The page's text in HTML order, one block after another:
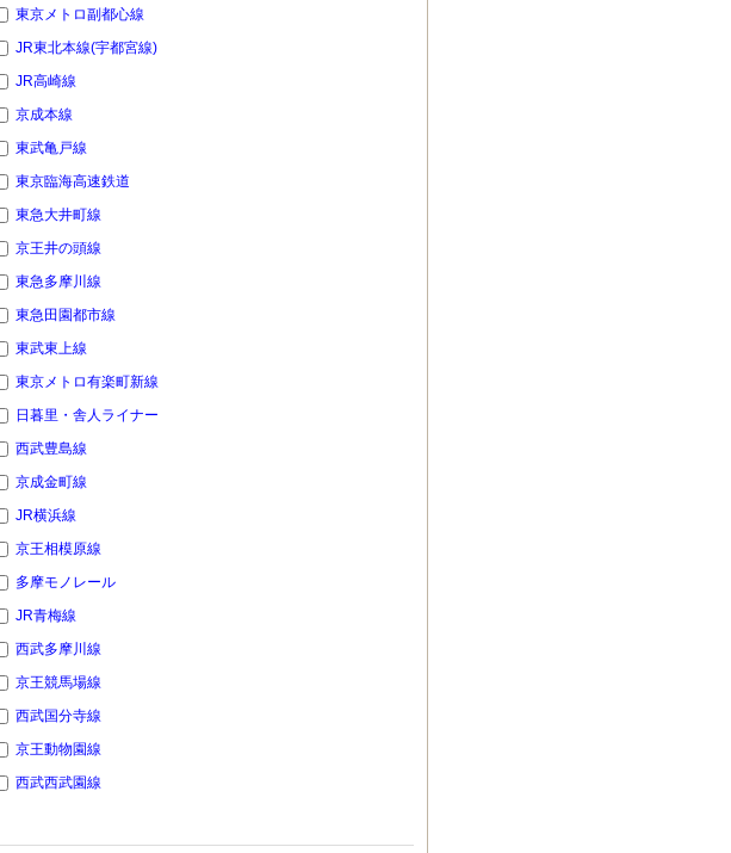
東京メトロ副都心線
JR東北本線(宇都宮線)
JR高崎線
京成本線
東武亀戸線
東京臨海高速鉄道
東急大井町線
京王井の頭線
東急多摩川線
東急田園都市線
東武東上線
東京メトロ有楽町新線
日暮里・舎人ライナー
西武豊島線
京成金町線
JR横浜線
京王相模原線
多摩モノレール
JR青梅線
西武多摩川線
京王競馬場線
西武国分寺線
京王動物園線
西武西武園線